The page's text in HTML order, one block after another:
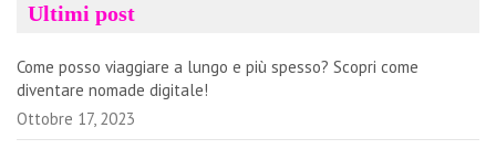
Ultimi post
Come posso viaggiare a lungo e più spesso? Scopri come
diventare nomade digitale!
Ottobre 17, 2023